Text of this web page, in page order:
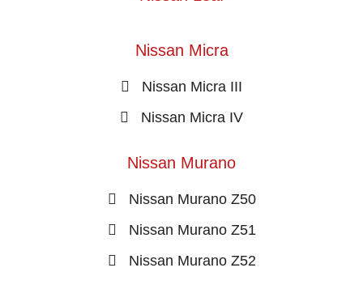
Nissan Micra
Nissan Micra III
Nissan Micra IV
Nissan Murano
Nissan Murano Z50
Nissan Murano Z51
Nissan Murano Z52